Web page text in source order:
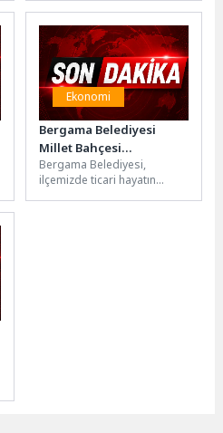
sonrası restorasyon süreci
devam...
Ekonomi
Bergama Belediyesi
Millet Bahçesi
Dükkanları İhaleye
Çıkıyor
Bergama Belediyesi,
ilçemizde ticari hayatın